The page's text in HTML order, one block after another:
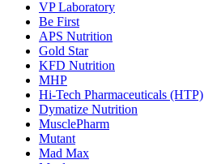
VP Laboratory
Be First
APS Nutrition
Gold Star
KFD Nutrition
MHP
Hi-Tech Pharmaceuticals (HTP)
Dymatize Nutrition
MusclePharm
Mutant
Mad Max